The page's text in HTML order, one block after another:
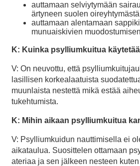
auttamaan selviytymään
ärtyneen suolen oireyhtymästä
auttamaan alentamaan
munuaiskivien
K: Kuinka psylliumkuitua
V: On neuvottu, että
lasillisen korkealaatuista
muunlaista nestettä mikä estää
tukehtumista.
K: Mihin aikaan psylliumkuitua
V: Psylliumkuidun nauttimisella ei
aikataulua. Suosittelen ottamaan
ateriaa ja sen jälkeen nesteen